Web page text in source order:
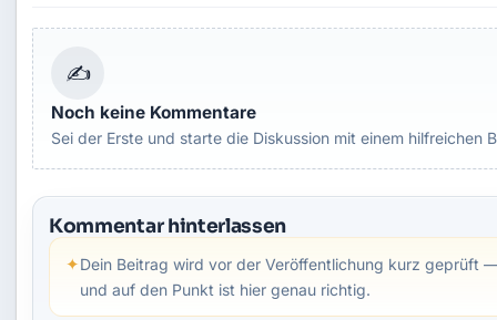
✍
Noch keine Kommentare
Sei der Erste und starte die Diskussion mit einem hilfreichen
Kommentar hinterlassen
✦Dein Beitrag wird vor der Veröffentlichung kurz geprüft
und auf den Punkt ist hier genau richtig.